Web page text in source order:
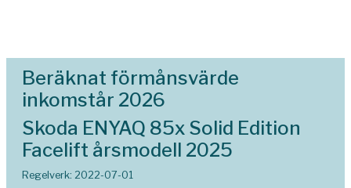
Beräknat förmånsvärde
inkomstår 2026
Skoda ENYAQ 85x Solid Edition
Facelift årsmodell 2025
Regelverk: 2022-07-01